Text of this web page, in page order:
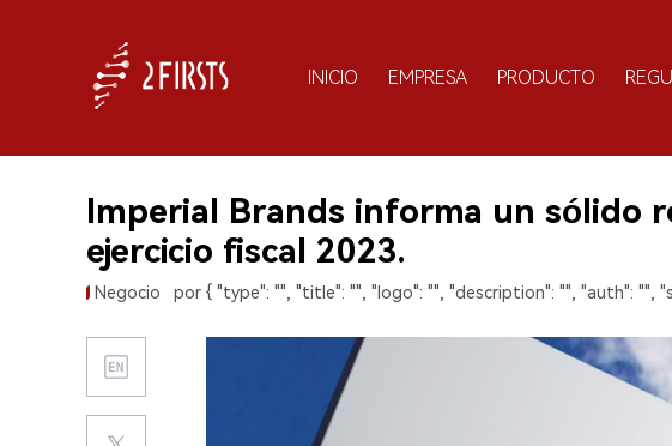
INICIO EMPRESA PRODUCTO
Imperial Brands informa un sólido
ejercicio fiscal 2023.
Negocio por { "type": "", "title": "", "logo": "", "description": "", "auth": "",